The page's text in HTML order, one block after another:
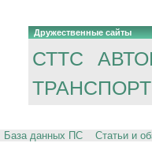
Дружественные сайты
СТТС
ТРАНСПОРТ
База данных ПС Статьи и